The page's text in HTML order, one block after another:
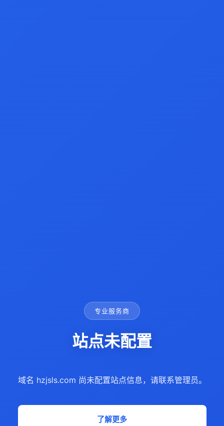
专业服务商
站点未配置
域名 hzjsls.com 尚未配置站点信息，请联系管理员。
了解更多